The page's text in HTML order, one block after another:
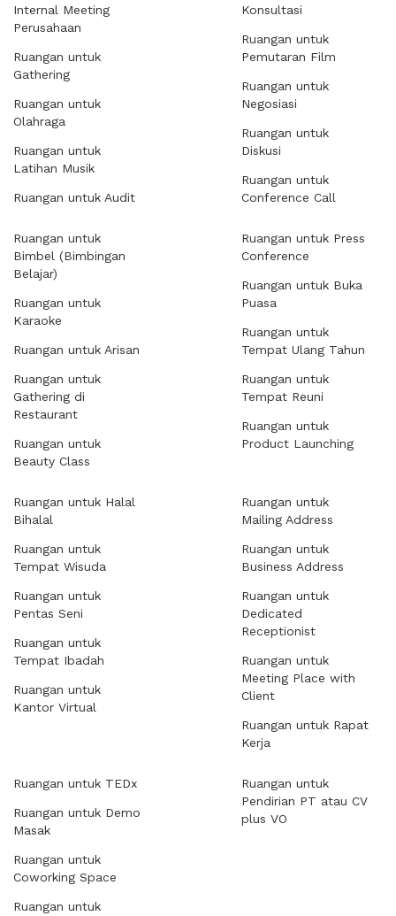
Internal Meeting
Perusahaan
Ruangan untuk
Gathering
Ruangan untuk
Olahraga
Ruangan untuk
Latihan Musik
Ruangan untuk Audit
Konsultasi
Ruangan untuk
Pemutaran Film
Ruangan untuk
Negosiasi
Ruangan untuk
Diskusi
Ruangan untuk
Conference Call
Ruangan untuk
Bimbel (Bimbingan
Belajar)
Ruangan untuk
Karaoke
Ruangan untuk Arisan
Ruangan untuk
Gathering di
Restaurant
Ruangan untuk
Beauty Class
Ruangan untuk Press
Conference
Ruangan untuk Buka
Puasa
Ruangan untuk
Tempat Ulang Tahun
Ruangan untuk
Tempat Reuni
Ruangan untuk
Product Launching
Ruangan untuk Halal
Bihalal
Ruangan untuk
Tempat Wisuda
Ruangan untuk
Pentas Seni
Ruangan untuk
Tempat Ibadah
Ruangan untuk
Kantor Virtual
Ruangan untuk
Mailing Address
Ruangan untuk
Business Address
Ruangan untuk
Dedicated
Receptionist
Ruangan untuk
Meeting Place with
Client
Ruangan untuk Rapat
Kerja
Ruangan untuk TEDx
Ruangan untuk Demo
Masak
Ruangan untuk
Coworking Space
Ruangan untuk
Ruangan untuk
Pendirian PT atau CV
plus VO